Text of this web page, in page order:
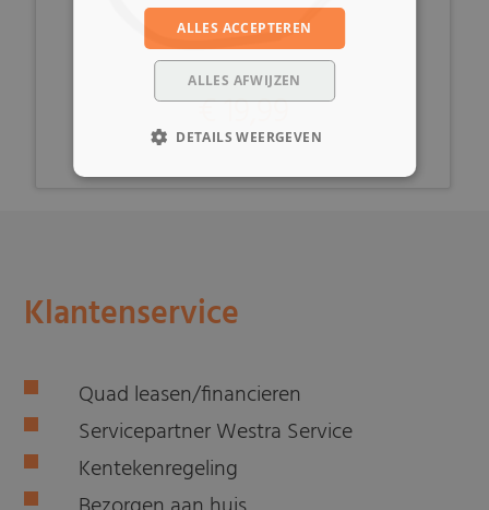
€ 19,99
Klantenservice
Quad leasen/financieren
Servicepartner Westra Service
Kentekenregeling
ALLES ACCEPTEREN
ALLES AFWIJZEN
DETAILS WEERGEVEN